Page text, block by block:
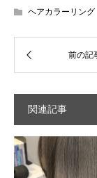
ヘアカラーリング
関連記事